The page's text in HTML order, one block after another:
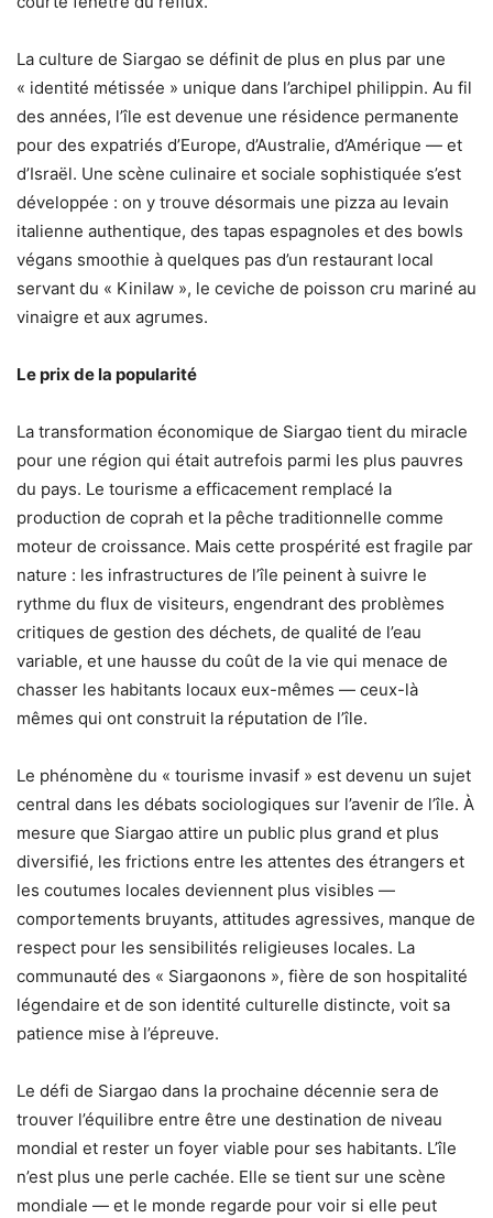
La culture de Siargao se définit de plus en plus par une
« identité métissée » unique dans l’archipel philippin. Au fil
des années, l’île est devenue une résidence permanente
pour des expatriés d’Europe, d’Australie, d’Amérique — et
d’Israël. Une scène culinaire et sociale sophistiquée s’est
développée : on y trouve désormais une pizza au levain
italienne authentique, des tapas espagnoles et des bowls
végans smoothie à quelques pas d’un restaurant local
servant du « Kinilaw », le ceviche de poisson cru mariné au
vinaigre et aux agrumes.
Le prix de la popularité
La transformation économique de Siargao tient du miracle
pour une région qui était autrefois parmi les plus pauvres
du pays. Le tourisme a efficacement remplacé la
production de coprah et la pêche traditionnelle comme
moteur de croissance. Mais cette prospérité est fragile par
nature : les infrastructures de l’île peinent à suivre le
rythme du flux de visiteurs, engendrant des problèmes
critiques de gestion des déchets, de qualité de l’eau
variable, et une hausse du coût de la vie qui menace de
chasser les habitants locaux eux-mêmes — ceux-là
mêmes qui ont construit la réputation de l’île.
Le phénomène du « tourisme invasif » est devenu un sujet
central dans les débats sociologiques sur l’avenir de l’île. À
mesure que Siargao attire un public plus grand et plus
diversifié, les frictions entre les attentes des étrangers et
les coutumes locales deviennent plus visibles —
comportements bruyants, attitudes agressives, manque de
respect pour les sensibilités religieuses locales. La
communauté des « Siargaonons », fière de son hospitalité
légendaire et de son identité culturelle distincte, voit sa
patience mise à l’épreuve.
Le défi de Siargao dans la prochaine décennie sera de
trouver l’équilibre entre être une destination de niveau
mondial et rester un foyer viable pour ses habitants. L’île
n’est plus une perle cachée. Elle se tient sur une scène
mondiale — et le monde regarde pour voir si elle peut